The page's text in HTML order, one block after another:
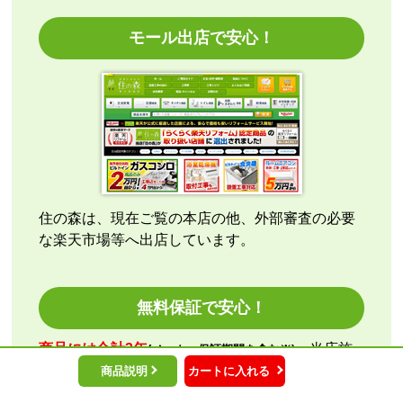
【その他感想・コメント】
エアコン本体の購入のみ（工事無し）でしたが、連絡
も早く安心して購入できました。
こちらの都合で、最短でお届けいただくようご依頼。
施工業者への連絡の都合上、何度かメールをさせてい
ただきましたが、連絡も早く安心して購入させていた
だくことができました。
kazumorimoriさん
欲しい商品をスムーズに注文できましたか？
ショップからの連絡や対応は適切でしたか？
いいえ
予定の期日までに商品が届きましたか？
モール出店で安心！
住の森は、現在ご覧の本店の他、外部審査の必要
な楽天市場等へ出店しています。
無料保証で安心！
商品には合計3年(メーカー保証期間を含む※)、当店施
工事にも10年の延長保証を無料
商品説明 カートに入れる